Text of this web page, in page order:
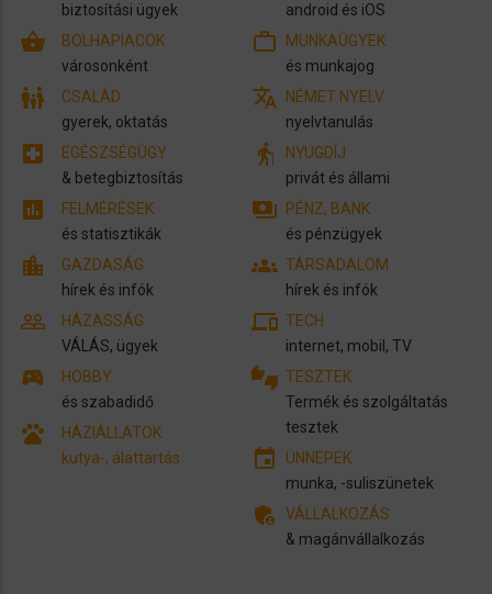
biztosítási ügyek
shopping_basket
BOLHAPIACOK
városonként
family_restroom
CSALÁD
gyerek, oktatás
local_hospital
EGÉSZSÉGÜGY
​& betegbiztosítás
assessment
FELMÉRÉSEK
és statisztikák
location_city
GAZDASÁG
hírek és infók
people_outline
HÁZASSÁG
VÁLÁS, ügyek
sports_esports
HOBBY
és szabadidő
pets
HÁZIÁLLATOK
kutya-, álattartás
android és iOS
work_outline
MUNKAÜGYEK
és munkajog
translate
NÉMET NYELV
nyelvtanulás
elderly
NYUGDÍJ
privát és állami
payments
PÉNZ, BANK
és pénzügyek
groups TÁRSADALOM
hírek és infók
devices TECH
internet, mobil, TV
thumbs_up_down TESZTEK
Termék és szolgáltatás
tesztek
insert_invitation
ÜNNEPEK
munka, -suliszünetek
admin_panel_settings
VÁLLALKOZÁS
& magánvállalkozás